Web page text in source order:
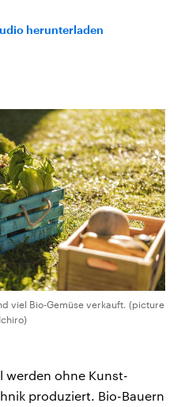
herunterladen
viel Bio-Gemüse verkauft. (picture
werden ohne Kunst-
produziert. Bio-Bauern